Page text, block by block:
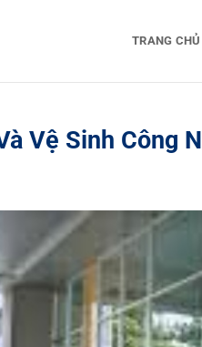
TRANG CHỦ
Vệ Sinh Công